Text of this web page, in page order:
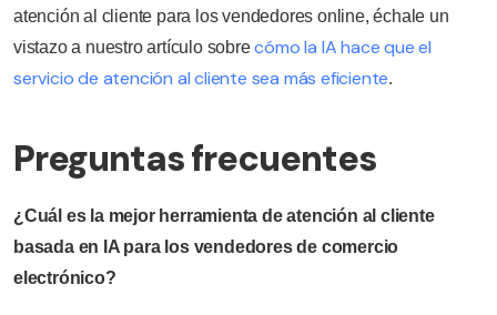
atención al cliente para los vendedores online, échale un
vistazo a nuestro artículo sobrecómo la IA hace que el
servicio de atención al cliente sea más eficiente.
Preguntas frecuentes
¿Cuál es la mejor herramienta de atención al cliente
basada en IA para los vendedores de comercio
electrónico?